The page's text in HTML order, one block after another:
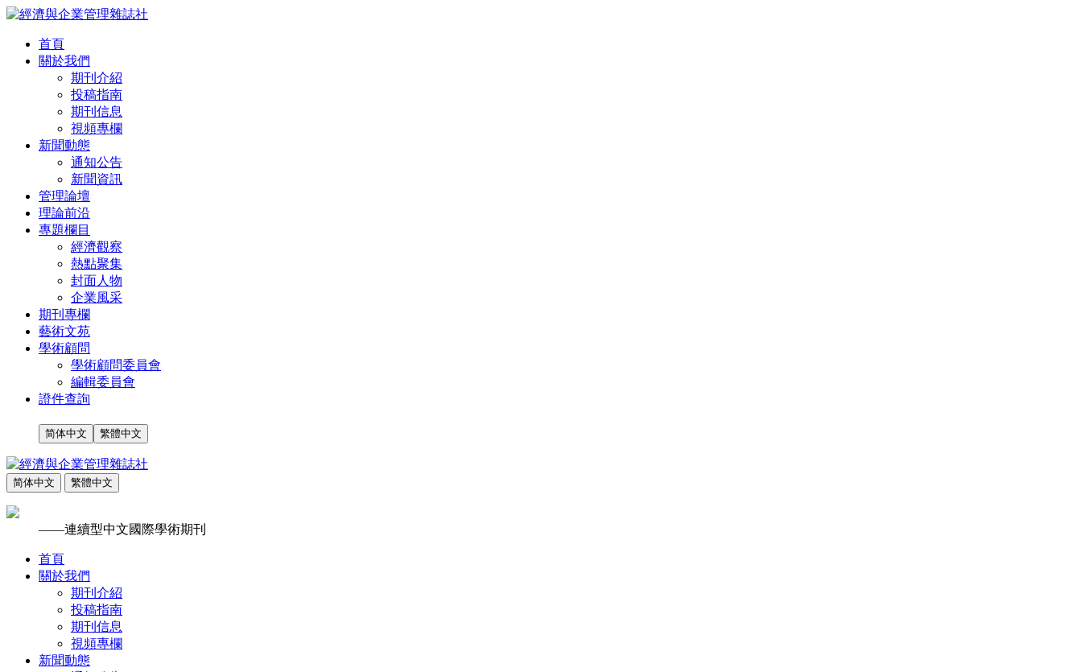
首頁
關於我們
期刊介紹
投稿指南
期刊信息
視頻專欄
新聞動態
通知公告
新聞資訊
管理論壇
理論前沿
專題欄目
經濟觀察
熱點聚集
封面人物
企業風采
期刊專欄
藝術文苑
學術顧問
學術顧問委員會
編輯委員會
證件查詢
简体中文 繁體中文
简体中文 繁體中文
——連續型中文國際學術期刊
首頁
關於我們
期刊介紹
投稿指南
期刊信息
視頻專欄
新聞動態